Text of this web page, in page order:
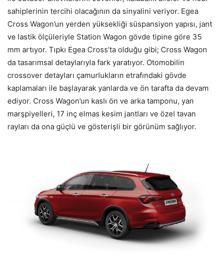
sahiplerinin tercihi olacağının da sinyalini veriyor. Egea
Cross Wagon’un yerden yüksekliği süspansiyon yapısı, jant
ve lastik ölçüleriyle Station Wagon gövde tipine göre 35
mm artıyor. Tıpkı Egea Cross’ta olduğu gibi; Cross Wagon
da tasarımsal detaylarıyla fark yaratıyor. Otomobilin
crossover detayları çamurlukların etrafındaki gövde
kaplamaları ile başlayarak yanlarda ve ön tarafta da devam
ediyor. Cross Wagon’un kaslı ön ve arka tamponu, yan
marşpiyelleri, 17 inç elmas kesim jantları ve özel tavan
rayları da ona güçlü ve gösterişli bir görünüm sağlıyor.